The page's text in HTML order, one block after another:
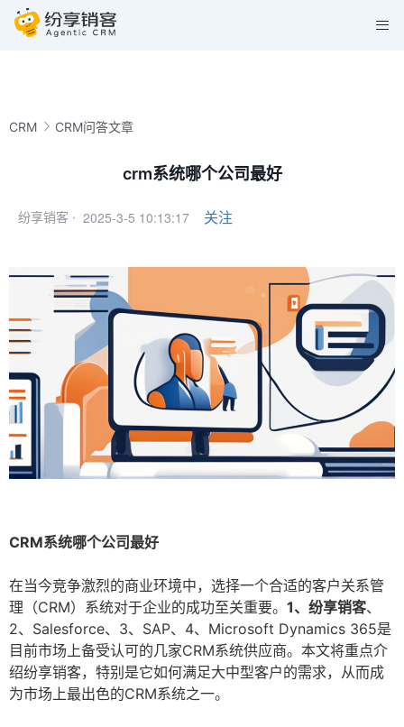
CRM CRM问答文章
crm系统哪个公司最好
纷享销客 · 2025-3-5 10:13:17 关注
CRM系统哪个公司最好
在当今竞争激烈的商业环境中，选择一个合适的客户关系管
理（CRM）系统对于企业的成功至关重要。 1、纷享销客、
2、Salesforce、3、SAP、4、Microsoft Dynamics 365是
目前市场上备受认可的几家CRM系统供应商。本文将重点介
绍纷享销客，特别是它如何满足大中型客户的需求，从而成
为市场上最出色的CRM系统之一。